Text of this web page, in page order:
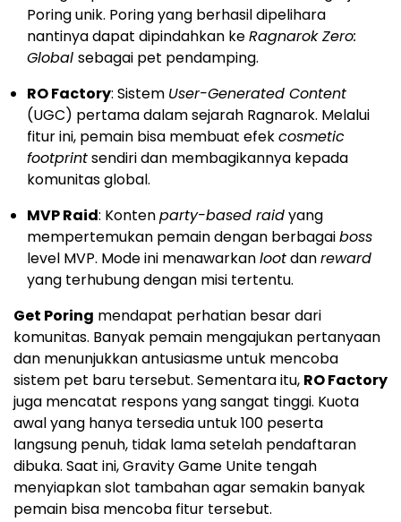
Poring unik. Poring yang berhasil dipelihara
nantinya dapat dipindahkan keRagnarok Zero:
Global sebagai pet pendamping.
RO Factory: Sistem User-Generated Content
(UGC) pertama dalam sejarah Ragnarok. Melalui
fitur ini, pemain bisa membuat efekcosmetic
footprintsendiri dan membagikannya kepada
komunitas global.
MVP Raid: Kontenparty-based raidyang
mempertemukan pemain dengan berbagaiboss
level MVP. Mode ini menawarkanlootdanreward
yang terhubung dengan misi tertentu.
Get Poring mendapat perhatian besar dari
komunitas. Banyak pemain mengajukan pertanyaan
dan menunjukkan antusiasme untuk mencoba
sistem pet baru tersebut. Sementara itu, RO Factory
juga mencatat respons yang sangat tinggi. Kuota
awal yang hanya tersedia untuk 100 peserta
langsung penuh, tidak lama setelah pendaftaran
dibuka. Saat ini, Gravity Game Unite tengah
menyiapkan slot tambahan agar semakin banyak
pemain bisa mencoba fitur tersebut.